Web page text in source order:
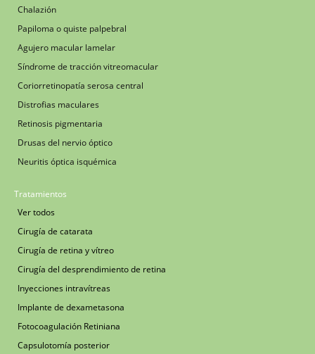
Chalazión
Papiloma o quiste palpebral
Agujero macular lamelar
Síndrome de tracción vitreomacular
Coriorretinopatía serosa central
Distrofias maculares
Retinosis pigmentaria
Drusas del nervio óptico
Neuritis óptica isquémica
Tratamientos
Ver todos
Cirugía de catarata
Cirugía de retina y vítreo
Cirugía del desprendimiento de retina
Inyecciones intravítreas
Implante de dexametasona
Fotocoagulación Retiniana
Capsulotomía posterior